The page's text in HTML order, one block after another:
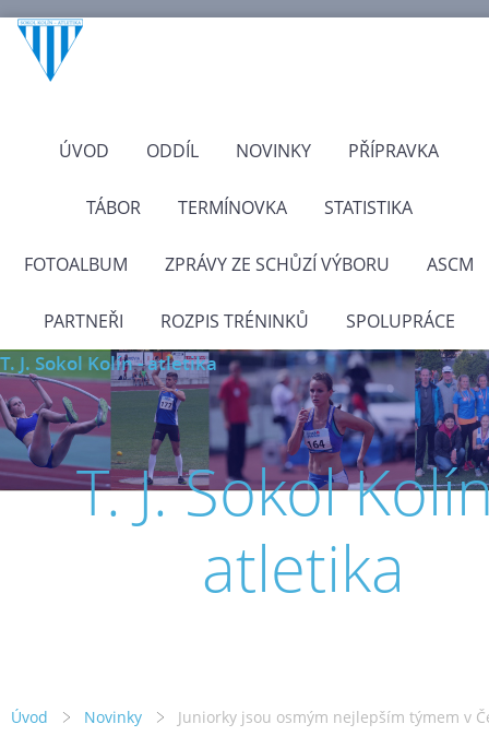
ÚVOD ODDÍL NOVINKY PŘÍPRAVKA
TÁBOR TERMÍNOVKA STATISTIKA
FOTOALBUM ZPRÁVY ZE SCHŮZÍ VÝBORU ASCM
PARTNEŘI ROZPIS TRÉNINKŮ SPOLUPRÁCE
T. J. Sokol Kolín - atletika
T. J. Sokol
atletika
Úvod Novinky Juniorky jsou osmým nejlepším týmem v